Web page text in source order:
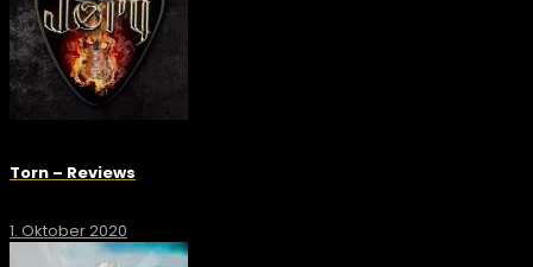
Torn – Reviews
1. Oktober 2020